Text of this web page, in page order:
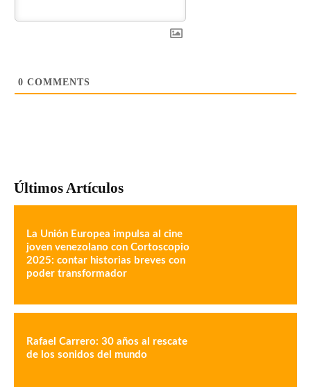
0 COMMENTS
Últimos Artículos
La Unión Europea impulsa al cine
joven venezolano con Cortoscopio
2025: contar historias breves con
poder transformador
Rafael Carrero: 30 años al rescate
de los sonidos del mundo